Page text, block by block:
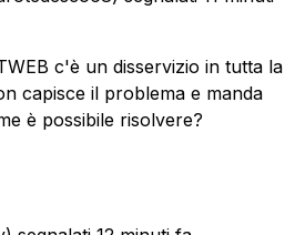
c'è un disservizio in tutta la
capisce il problema e manda
è possibile risolvere?